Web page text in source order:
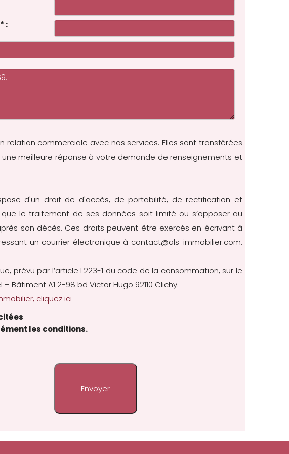
* :
commerciale avec nos services. Elles sont transférées
meilleure réponse à votre demande de renseignements et
d'un droit de d'accès, de portabilité, de rectification et
le traitement de ses données soit limité ou s’opposer au
son décès. Ces droits peuvent être exercés en écrivant à
un courrier électronique à contact@als-immobilier.com.
prévu par l’article L223-1 du code de la consommation, sur le
Bâtiment A1 2-98 bd Victor Hugo 92110 Clichy.
cliquez ici
les conditions.